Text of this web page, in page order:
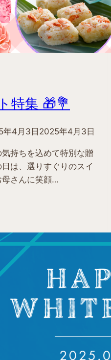
特集 🎁💐
年4月3日 2025年4月3日
持ちを込めて特別な贈
は、選りすぐりのスイ
母さんに笑顔…